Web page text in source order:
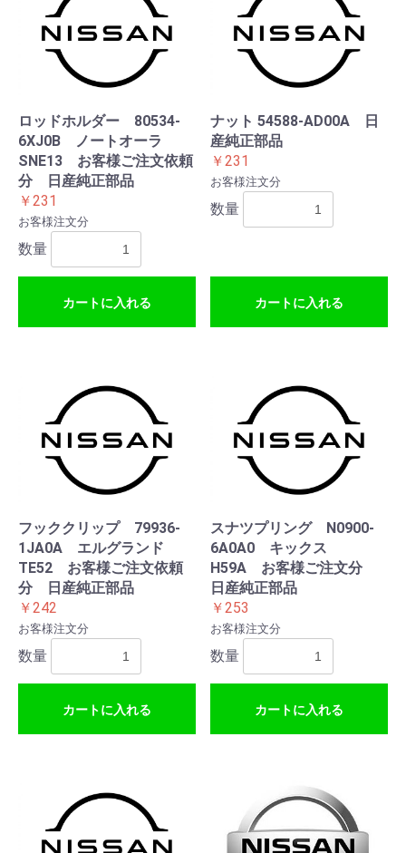
ロッドホルダー 80534-
6XJ0B ノートオーラ
SNE13 お客様ご注文依頼
分 日産純正部品
￥231
お客様注文分
数量
カートに入れる
ナット 54588-AD00A 日
産純正部品
￥231
お客様注文分
数量
カートに入れる
フッククリップ 79936-
1JA0A エルグランド
TE52 お客様ご注文依頼
分 日産純正部品
￥242
お客様注文分
数量
カートに入れる
スナツプリング N0900-
6A0A0 キックス
H59A お客様ご注文分
日産純正部品
￥253
お客様注文分
数量
カートに入れる